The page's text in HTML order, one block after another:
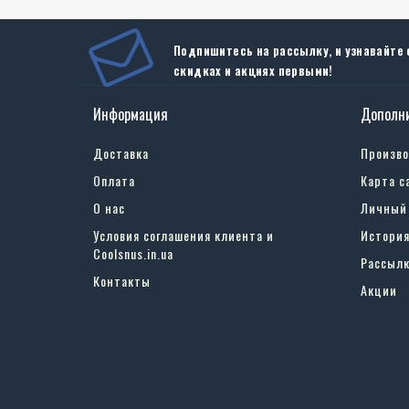
Если
Подпишитесь на рассылку, и узнавайте
скидках и акциях первыми!
Информация
Доставка
Оплата
О нас
Условия соглашения клиента и
Coolsnus.in.ua
Контакты
Карта
Личный
Акции